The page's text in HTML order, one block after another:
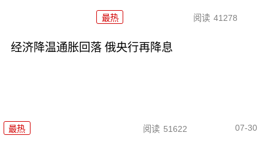
最热 阅读 41278
经济降温通胀回落 俄央行再降息
最热 阅读 51622 07-30